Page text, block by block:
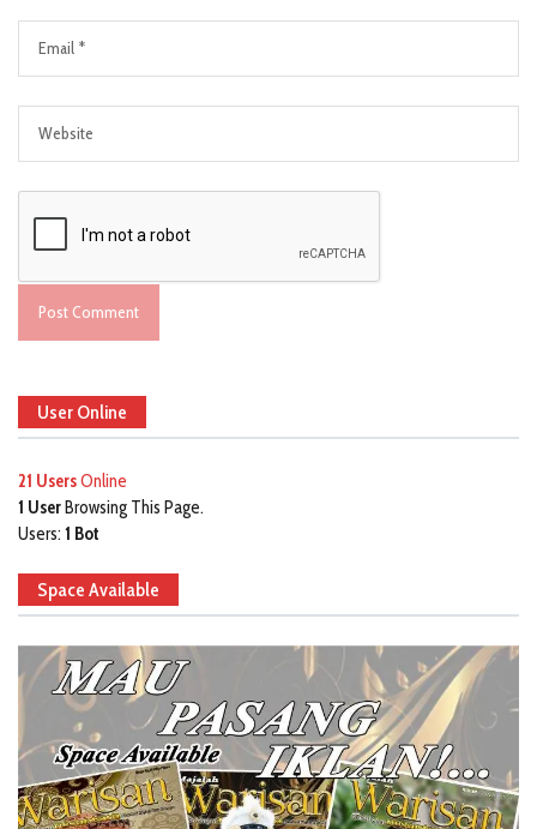
User Online
21 UsersOnline
1 UserBrowsing This Page.
Users: 1 Bot
Space Available